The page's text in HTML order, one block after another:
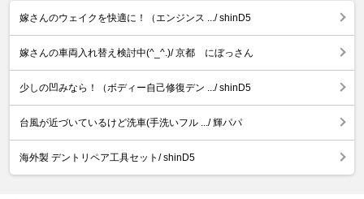
嫁さんのウェイクを快適に！（エンジンス .../ shinD5
嫁さんの車両入れ替え検討中(^_^.)/ 京都 にぼっさん
少しの凹みなら！（ボディー自己修復デン .../ shinD5
台風が近づいているけど洗車(手洗いフル .../ 輝パパ
海外製 デントリペア工具セット/ shinD5